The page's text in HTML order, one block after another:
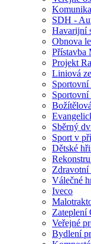
SDH -
Havarijní
Obnova
Přístavba
Projekt
Liniová
Sportovní
Sportovní
Sběrný
Sport v
Dětské
Zdravotní
Válečné
Iveco
Zateplení
Veřejné
Bydlení